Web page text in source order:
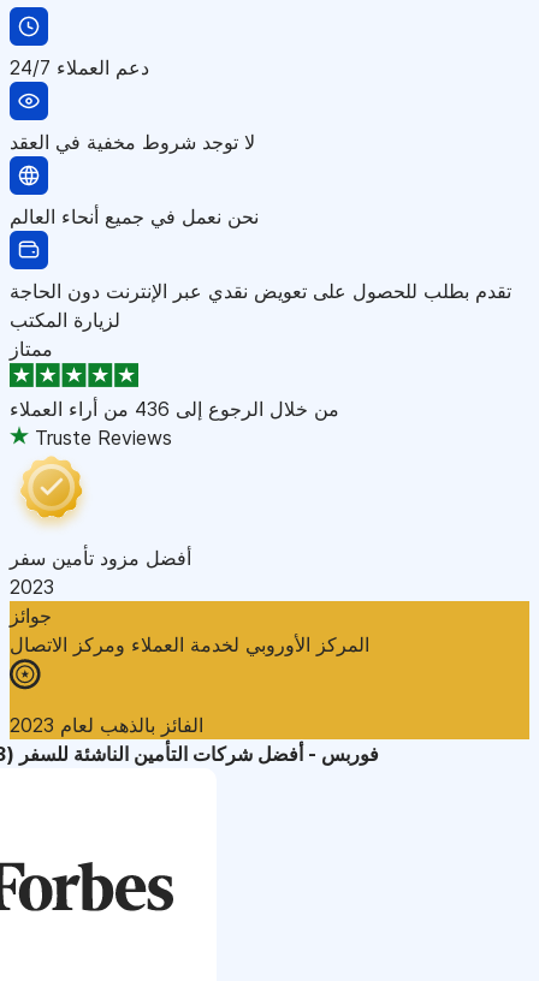
دعم العملاء 24/7
لا توجد شروط مخفية في العقد
نحن نعمل في جميع أنحاء العالم
تقدم بطلب للحصول على تعويض نقدي عبر الإنترنت دون الحاجة
لزيارة المكتب
ممتاز
من خلال الرجوع إلى 436 من أراء العملاء
Truste Reviews
أفضل مزود تأمين سفر
2023
جوائز
المركز الأوروبي لخدمة العملاء ومركز الاتصال
الفائز بالذهب لعام 2023
فوربس - أفضل شركات التأمين الناشئة للسفر (2023)